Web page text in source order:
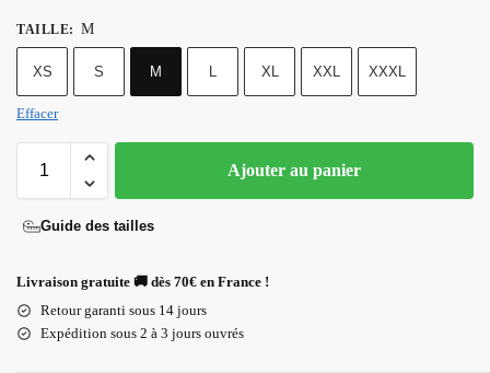
TAILLE: M
XS S M L XL XXL XXXL
Effacer
Ajouter au panier
Guide des tailles
Livraison gratuite 🚚 dès 70€ en France !
Retour garanti sous 14 jours
Expédition sous 2 à 3 jours ouvrés